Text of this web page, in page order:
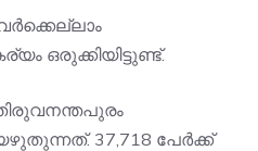
ഒരുക്കിയിട്ടുണ്ട്.
37,718 പേർക്ക്